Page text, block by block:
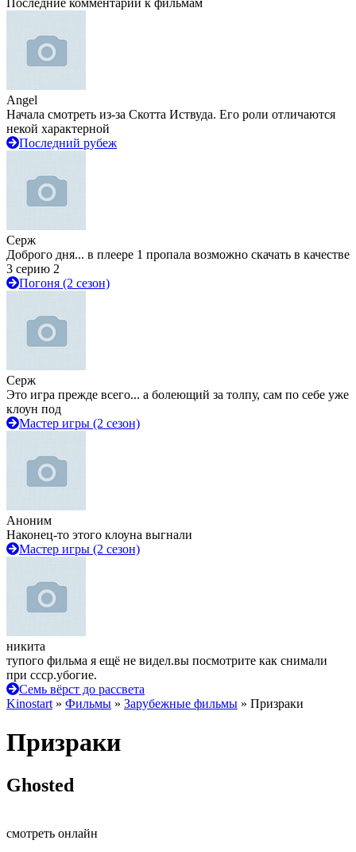
Последние комментарии к фильмам
Angel
Начала смотреть из-за Скотта Иствуда. Его роли отличаются
некой характерной
Последний рубеж
Серж
Доброго дня... в плеере 1 пропала возможно скачать в качестве
3 серию 2
Погоня (2 сезон)
Серж
Это игра прежде всего... а болеющий за толпу, сам по себе уже
клоун под
Мастер игры (2 сезон)
Аноним
Наконец-то этого клоуна выгнали
Мастер игры (2 сезон)
никита
тупого фильма я ещё не видел.вы посмотрите как снимали
при ссср.убогие.
Семь вёрст до рассвета
Kinostart » Фильмы » Зарубежные фильмы » Призраки
Призраки
Ghosted
смотреть онлайн